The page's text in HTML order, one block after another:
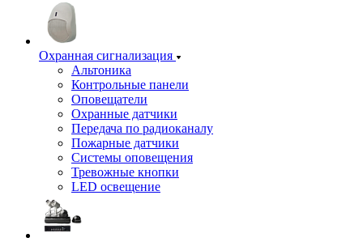
Охранная сигнализация
Альтоника
Контрольные панели
Оповещатели
Охранные датчики
Передача по радиоканалу
Пожарные датчики
Системы оповещения
Тревожные кнопки
LED освещение